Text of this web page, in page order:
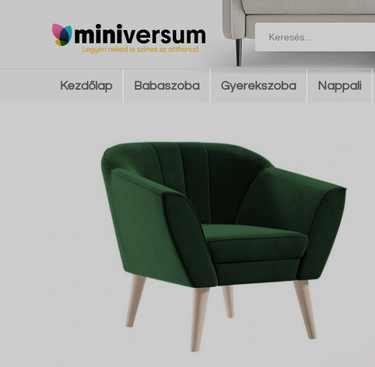
Kezdőlap Babaszoba Gyerekszoba Nappali